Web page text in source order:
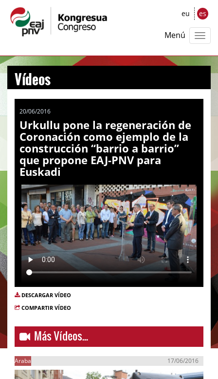
eu es
Menú
Vídeos
20/06/2016
Urkullu pone la regeneración de
Coronación como ejemplo de la
construcción “barrio a barrio”
que propone EAJ-PNV para
Euskadi
DESCARGAR VÍDEO
COMPARTIR VÍDEO
Más Vídeos...
Araba 17/06/2016